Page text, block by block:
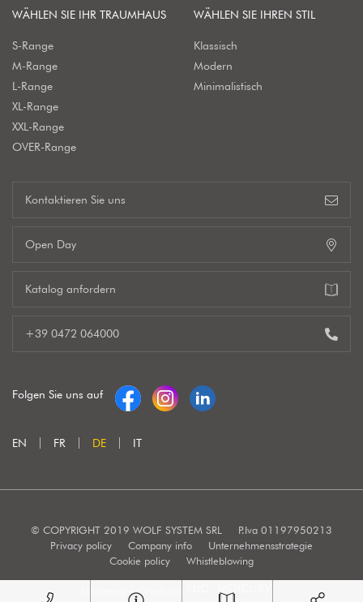
WÄHLEN SIE IHR TRAUMHAUS
S-Range
M-Range
L-Range
XL-Range
XXL-Range
OVER-Range
WÄHLEN SIE IHREN STIL
Klassisch
Modern
Minimalistisch
Kontaktieren Sie uns
Open Day
Katalog anfordern
+39 0472 064000
Folgen Sie uns auf
EN FR DE IT
© COPYRIGHT 2019 WOLF SYSTEM SRL
P.Iva 01197950213
Privacy policy
Company info
Unternehmensstrategie
Cookie policy
Whistleblowing
Marketing e Creatività: